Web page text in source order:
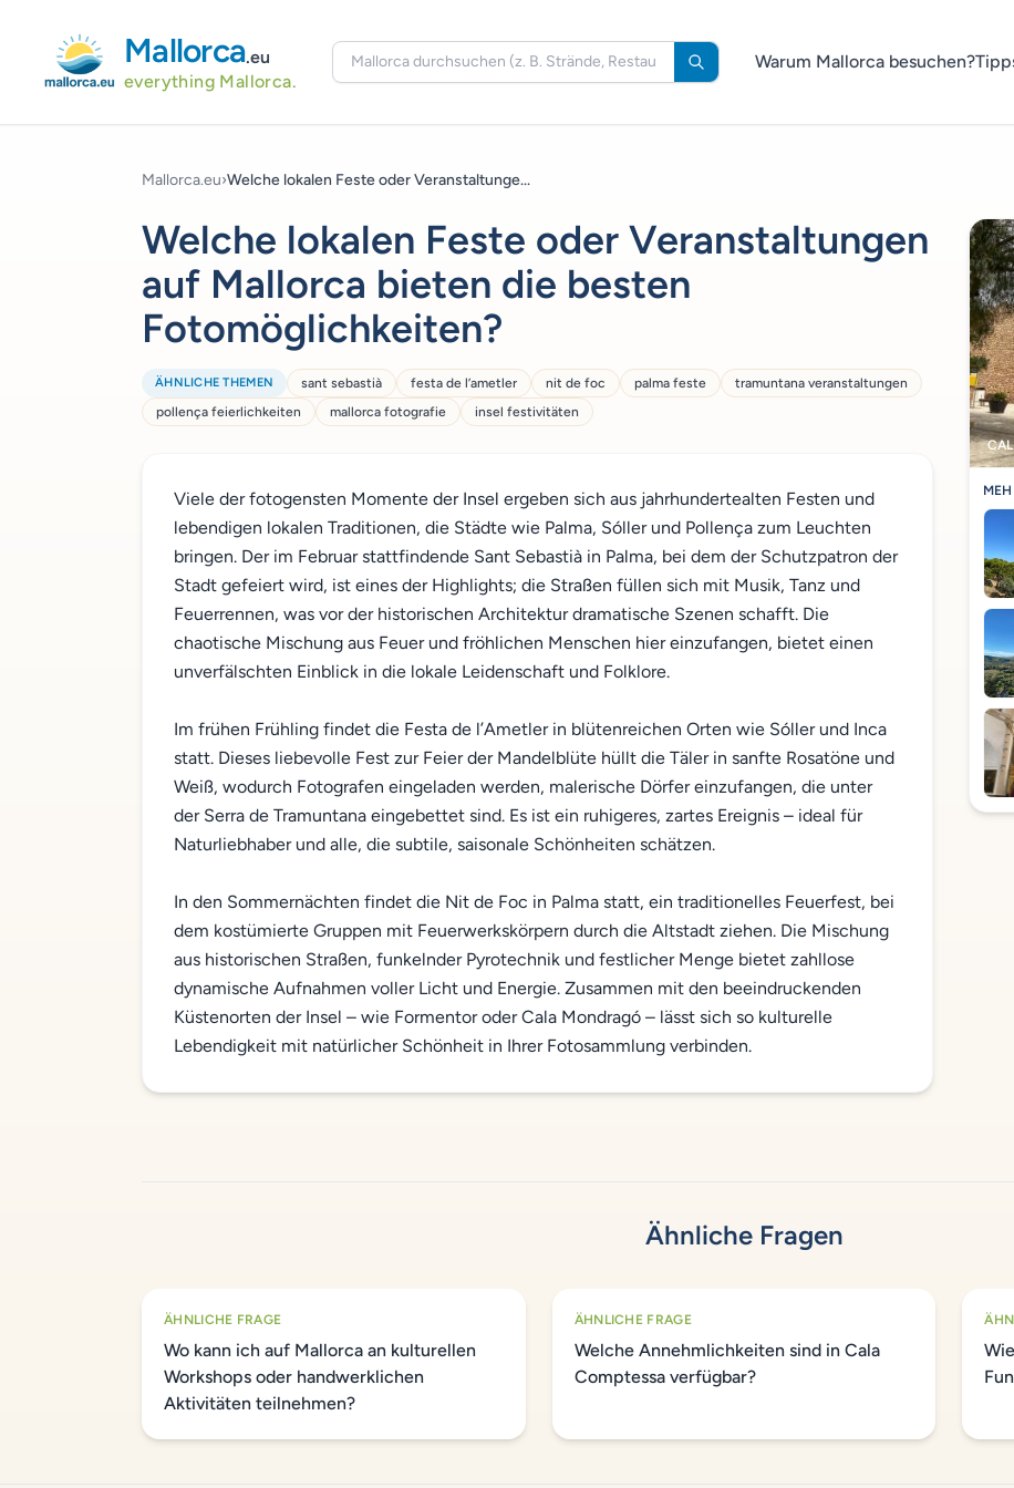
Mallorca.eu
everything Mallorca.
Warum Mallorca besuchen?
Mallorca.eu›Welche lokalen Feste oder Veranstaltunge...
Welche lokalen Feste oder Veranstaltungen
auf Mallorca bieten die besten
Fotomöglichkeiten?
ÄHNLICHE THEMEN sant sebastià festa de l’ametler nit de foc palma feste
tramuntana veranstaltungen
pollença feierlichkeiten
mallorca fotografie insel festivitäten
Viele der fotogensten Momente der Insel ergeben sich aus jahrhundertealten Festen und
lebendigen lokalen Traditionen, die Städte wie Palma, Sóller und Pollença zum Leuchten
bringen. Der im Februar stattfindende Sant Sebastià in Palma, bei dem der Schutzpatron der
Stadt gefeiert wird, ist eines der Highlights; die Straßen füllen sich mit Musik, Tanz und
Feuerrennen, was vor der historischen Architektur dramatische Szenen schafft. Die
chaotische Mischung aus Feuer und fröhlichen Menschen hier einzufangen, bietet einen
unverfälschten Einblick in die lokale Leidenschaft und Folklore.
Im frühen Frühling findet die Festa de l’Ametler in blütenreichen Orten wie Sóller und Inca
statt. Dieses liebevolle Fest zur Feier der Mandelblüte hüllt die Täler in sanfte Rosatöne und
Weiß, wodurch Fotografen eingeladen werden, malerische Dörfer einzufangen, die unter
der Serra de Tramuntana eingebettet sind. Es ist ein ruhigeres, zartes Ereignis – ideal für
Naturliebhaber und alle, die subtile, saisonale Schönheiten schätzen.
In den Sommernächten findet die Nit de Foc in Palma statt, ein traditionelles Feuerfest, bei
dem kostümierte Gruppen mit Feuerwerkskörpern durch die Altstadt ziehen. Die Mischung
aus historischen Straßen, funkelnder Pyrotechnik und festlicher Menge bietet zahllose
dynamische Aufnahmen voller Licht und Energie. Zusammen mit den beeindruckenden
Küstenorten der Insel – wie Formentor oder Cala Mondragó – lässt sich so kulturelle
Lebendigkeit mit natürlicher Schönheit in Ihrer Fotosammlung verbinden.
Ähnliche Fragen
ÄHNLICHE FRAGE
Wo kann ich auf Mallorca an kulturellen
Workshops oder handwerklichen
Aktivitäten teilnehmen?
ÄHNLICHE FRAGE
Welche Annehmlichkeiten sind in Cala
Comptessa verfügbar?